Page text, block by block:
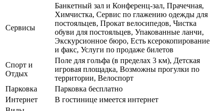
Сервисы
Банкетный зал и Конференц-зал, Прачечная,
Химчистка, Сервис по глажению одежды для
постояльцев, Прокат велосипедов, Чистка
обуви для постояльцев, Упакованные ланчи,
Экскурсионное бюро, Есть ксерокопирование
и факс, Услуги по продаже билетов
Спорт и
Отдых
Поле для гольфа (в пределах 3 км), Детская
игровая площадка, Возможны прогулки по
территории, Велоспорт
Парковка
Парковка бесплатно
Интернет
В гостинице имеется интернет